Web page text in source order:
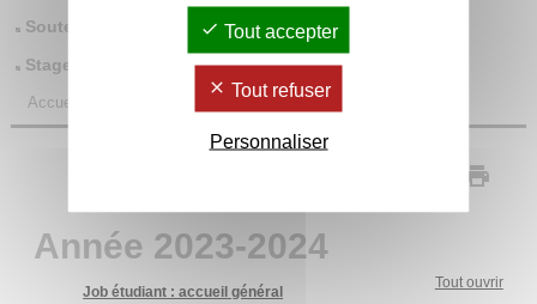
Soutenances de thèses
Stages
Accueil
Année 2023-2024
Tout ouvrir
Job étudiant : accueil général
Tout accepter
Tout refuser
Personnaliser